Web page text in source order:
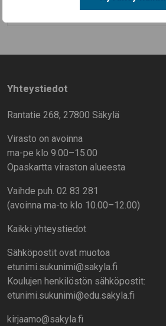
Yhteystiedot
Rantatie 268, 27800 Säkylä
Virasto on avoinna
ma-pe klo 9.00–15.00
Opaskartta viraston alueesta
Vaihde puh. 02 83 281
(avoinna ma-to klo 10.00–12.00)
Kaikki yhteystiedot
Sähköpostit ovat muotoa
etunimi.sukunimi@sakyla.fi
Koulujen henkilöstön sähköpostit:
etunimi.sukunimi@edu.sakyla.fi
kirjaamo@sakyla.fi